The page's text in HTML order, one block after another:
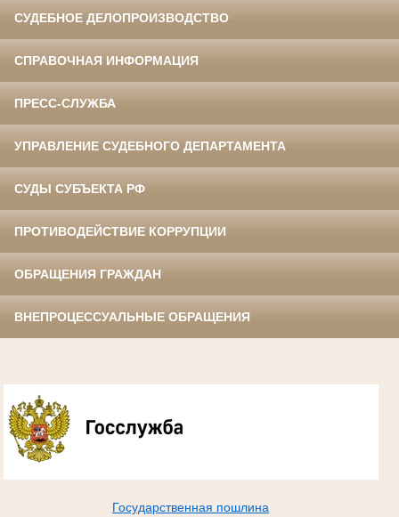
СУДЕБНОЕ ДЕЛОПРОИЗВОДСТВО
СПРАВОЧНАЯ ИНФОРМАЦИЯ
ПРЕСС-СЛУЖБА
УПРАВЛЕНИЕ СУДЕБНОГО ДЕПАРТАМЕНТА
СУДЫ СУБЪЕКТА РФ
ПРОТИВОДЕЙСТВИЕ КОРРУПЦИИ
ОБРАЩЕНИЯ ГРАЖДАН
ВНЕПРОЦЕССУАЛЬНЫЕ ОБРАЩЕНИЯ
Государственная пошлина